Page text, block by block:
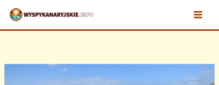
Przejdź
treści